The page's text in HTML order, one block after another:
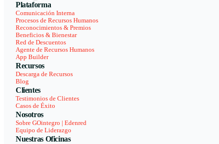
Plataforma
Comunicación Interna
Procesos de Recursos Humanos
Reconocimientos & Premios
Beneficios & Bienestar
Red de Descuentos
Agente de Recursos Humanos
App Builder
Recursos
Descarga de Recursos
Blog
Clientes
Testimonios de Clientes
Casos de Éxito
Nosotros
Sobre GOintegro | Edenred
Equipo de Liderazgo
Nuestras Oficinas